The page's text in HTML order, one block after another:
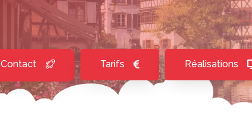
Contact Tarifs Réalisations